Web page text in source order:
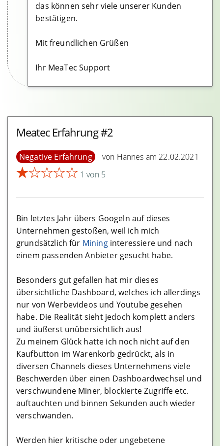
das können sehr viele unserer Kunden
bestätigen.
Mit freundlichen Grüßen
Ihr MeaTec Support
Meatec Erfahrung #2
Negative Erfahrung von Hannes am 22.02.2021
★★★★★ 1 von 5
Bin letztes Jahr übers Googeln auf dieses
Unternehmen gestoßen, weil ich mich
grundsätzlich für Mininginteressiere und nach
einem passenden Anbieter gesucht habe.
Besonders gut gefallen hat mir dieses
übersichtliche Dashboard, welches ich allerdings
nur von Werbevideos und Youtube gesehen
habe. Die Realität sieht jedoch komplett anders
und äußerst unübersichtlich aus!
Zu meinem Glück hatte ich noch nicht auf den
Kaufbutton im Warenkorb gedrückt, als in
diversen Channels dieses Unternehmens viele
Beschwerden über einen Dashboardwechsel und
verschwundene Miner, blockierte Zugriffe etc.
auftauchten und binnen Sekunden auch wieder
verschwanden.
Werden hier kritische oder ungebetene